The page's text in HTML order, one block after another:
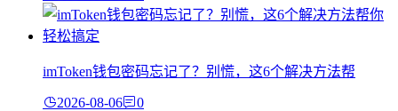
imToken钱包密码忘记了？别慌，这6个解决方法帮
2026-08-06 0